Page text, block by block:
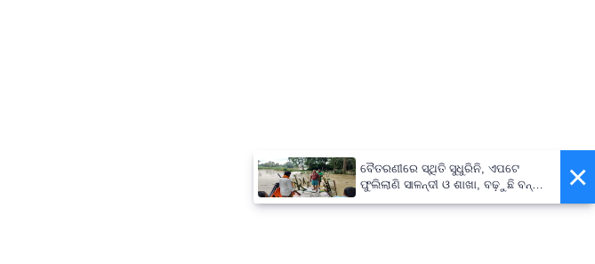
×
ବୈତରଣୀରେ ସ୍ଥିତି ସୁଧୁରିନି, ଏପଟେ
ଫୁଲିଲାଣି ସାଳନ୍ଦୀ ଓ ଶାଖା, ବଢ଼ୁଛି ବନ୍ୟା
ଭୟ